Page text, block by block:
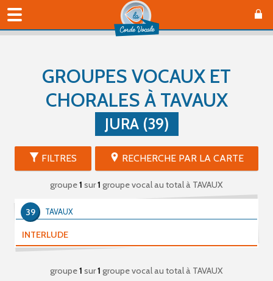
GROUPES VOCAUX ET
CHORALES À TAVAUX
JURA (39)
FILTRES RECHERCHE PAR LA CARTE
groupe1 sur1 groupe vocal au totalà TAVAUX
INTERLUDE
TAVAUX
39
groupe1 sur1 groupe vocal au totalà TAVAUX